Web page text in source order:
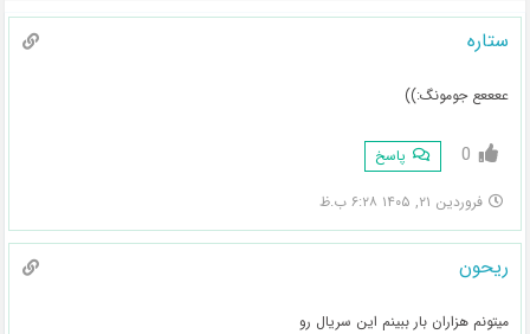
ستاره
ععععع جومونگ:))
0 پاسخ
فروردین ۲۱, ۱۴۰۵ ۶:۲۸ ب.ظ
ریحون
میتونم هزاران بار ببینم این سریال رو